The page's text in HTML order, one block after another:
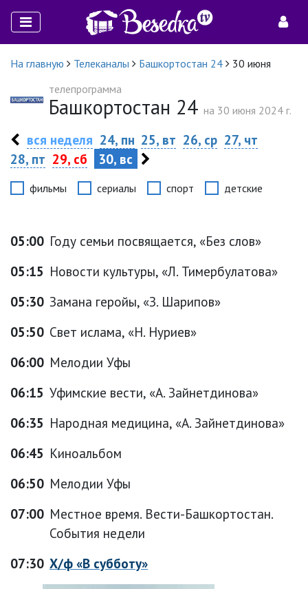
На главную Телеканалы Башкортостан 24
30 июня
телепрограмма
Башкортостан 24 на 30 июня 2024 г.
вся неделя 24, пн 25, вт 26, ср 27, чт
28, пт 29, сб 30, вс
фильмы сериалы спорт детские
05:00 Году семьи посвящается, «Без слов»
05:15 Новости культуры, «Л. Тимербулатова»
05:30 Замана геройы, «З. Шарипов»
05:50 Свет ислама, «Н. Нуриев»
06:00 Мелодии Уфы
06:15 Уфимские вести, «А. Зайнетдинова»
06:35 Народная медицина, «А. Зайнетдинова»
06:45 Киноальбом
06:50 Мелодии Уфы
07:00 Местное время. Вести-Башкортостан.
События недели
07:30 Х/ф «В субботу»